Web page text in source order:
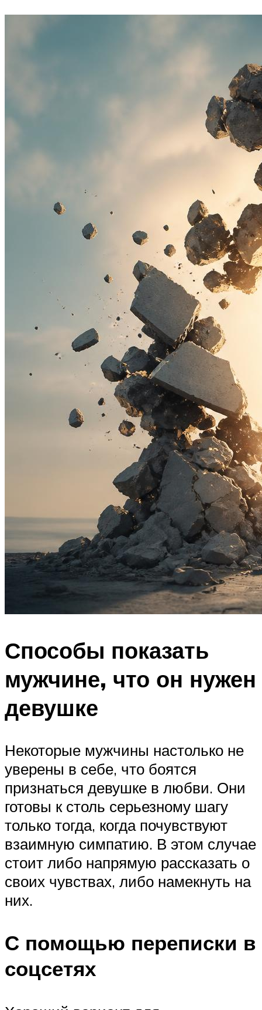
Способы показать
мужчине, что он нужен
девушке
Некоторые мужчины настолько не
уверены в себе, что боятся
признаться девушке в любви. Они
готовы к столь серьезному шагу
только тогда, когда почувствуют
взаимную симпатию. В этом случае
стоит либо напрямую рассказать о
своих чувствах, либо намекнуть на
них.
С помощью переписки в
соцсетях